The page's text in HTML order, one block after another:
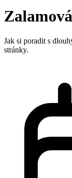
Jak si poradit s
stránky.